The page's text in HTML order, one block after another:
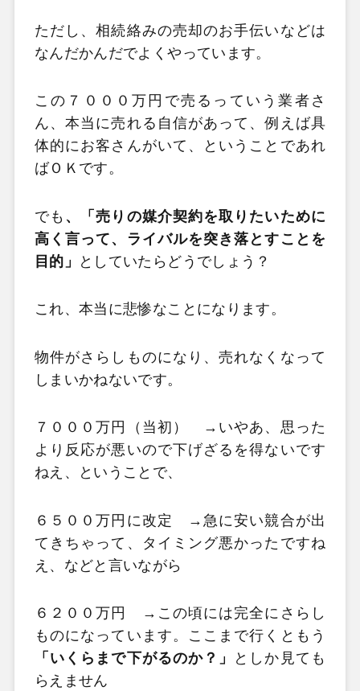
ただし、相続絡みの売却のお手伝いなどは
なんだかんだでよくやっています。
この７０００万円で売るっていう業者さ
ん、本当に売れる自信があって、例えば具
体的にお客さんがいて、ということであれ
ばＯＫです。
でも 、「売りの媒介契約を取りたいために
高く言って、ライバルを突き落とすことを
目的」
としていたらどうでしょう？
これ、本当に悲惨なことになります。
物件がさらしものになり、売れなくなって
しまいかねないです。
７０００万円（当初） →いやあ、思った
より反応が悪いので下げざるを得ないです
ねえ、ということで、
６５００万円に改定 →急に安い競合が出
てきちゃって、タイミング悪かったですね
え、などと言いながら
６２００万円 →この頃には完全にさらし
ものになっています。ここまで行くともう
「いくらまで下がるのか？」
としか見ても
らえません